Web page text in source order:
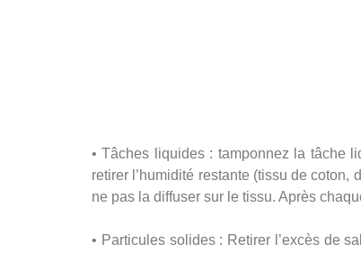
• Tâches liquides : tamponnez la tâche
retirer l’humidité restante (tissu de
ne pas la diffuser sur le tissu. Après
• Particules solides : Retirer l’excès de